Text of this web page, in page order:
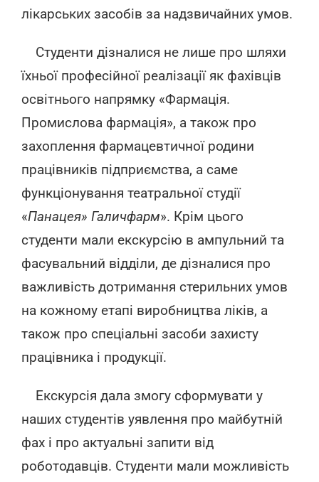
лікарських засобів за надзвичайних умов.
Студенти дізналися не лише про шляхи
їхньої професійної реалізації як фахівців
освітнього напрямку «Фармація.
Промислова фармація», а також про
захоплення фармацевтичної родини
працівників підприємства, а саме
функціонування театральної студії
«Панацея» Галичфарм». Крім цього
студенти мали екскурсію в ампульний та
фасувальний відділи, де дізналися про
важливість дотримання стерильних умов
на кожному етапі виробництва ліків, а
також про спеціальні засоби захисту
працівника і продукції.
Екскурсія дала змогу сформувати у
наших студентів уявлення про майбутній
фах і про актуальні запити від
роботодавців. Студенти мали можливість